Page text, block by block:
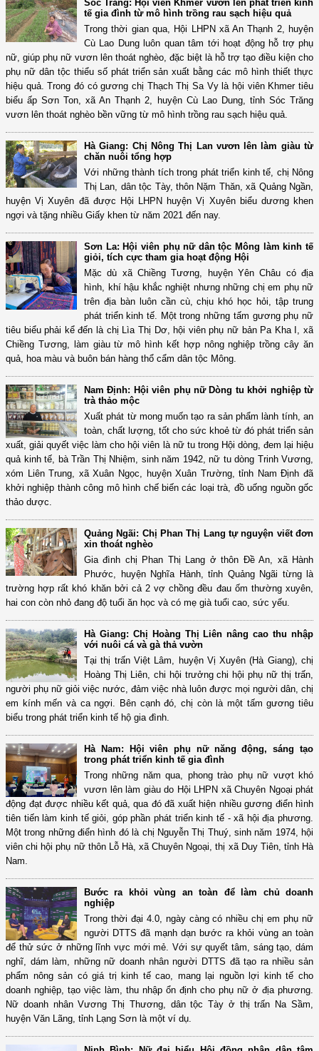
Sóc Trăng: Hội viên Khmer vươn lên phát triển kinh
tế gia đình từ mô hình trồng rau sạch hiệu quả
Trong thời gian qua, Hội LHPN xã An Thạnh 2, huyện
Cù Lao Dung luôn quan tâm tới hoạt động hỗ trợ phụ
nữ, giúp phụ nữ vươn lên thoát nghèo, đặc biệt là hỗ trợ tạo điều kiện cho
phụ nữ dân tộc thiểu số phát triển sản xuất bằng các mô hình thiết thực
hiệu quả. Trong đó có gương chị Thạch Thị Sa Vy là hội viên Khmer tiêu
biểu ấp Sơn Ton, xã An Thạnh 2, huyện Cù Lao Dung, tỉnh Sóc Trăng
vươn lên thoát nghèo bền vững từ mô hình trồng rau sạch hiệu quả.
Hà Giang: Chị Nông Thị Lan vươn lên làm giàu từ
chăn nuôi tổng hợp
Với những thành tích trong phát triển kinh tế, chị Nông
Thị Lan, dân tộc Tày, thôn Nặm Thăn, xã Quảng Ngần,
huyện Vị Xuyên đã được Hội LHPN huyện Vị Xuyên biểu dương khen
ngợi và tặng nhiều Giấy khen từ năm 2021 đến nay.
Sơn La: Hội viên phụ nữ dân tộc Mông làm kinh tế
giỏi, tích cực tham gia hoạt động Hội
Mặc dù xã Chiềng Tương, huyện Yên Châu có địa
hình, khí hậu khắc nghiệt nhưng những chị em phụ nữ
trên địa bàn luôn cần cù, chịu khó học hỏi, tập trung
phát triển kinh tế. Một trong những tấm gương phụ nữ
tiêu biểu phải kể đến là chị Lìa Thị Dơ, hội viên phụ nữ bản Pa Kha I, xã
Chiềng Tương, làm giàu từ mô hình kết hợp nông nghiệp trồng cây ăn
quả, hoa màu và buôn bán hàng thổ cẩm dân tộc Mông.
Nam Định: Hội viên phụ nữ Dòng tu khởi nghiệp từ
trà thảo mộc
Xuất phát từ mong muốn tạo ra sản phẩm lành tính, an
toàn, chất lượng, tốt cho sức khoẻ từ đó phát triển sản
xuất, giải quyết việc làm cho hội viên là nữ tu trong Hội dòng, đem lại hiệu
quả kinh tế, bà Trần Thị Nhiệm, sinh năm 1942, nữ tu dòng Trinh Vương,
xóm Liên Trung, xã Xuân Ngọc, huyện Xuân Trường, tỉnh Nam Định đã
khởi nghiệp thành công mô hình chế biến các loại trà, đồ uống nguồn gốc
thảo dược.
Quảng Ngãi: Chị Phan Thị Lang tự nguyện viết đơn
xin thoát nghèo
Gia đình chị Phan Thị Lang ở thôn Đề An, xã Hành
Phước, huyện Nghĩa Hành, tỉnh Quảng Ngãi từng là
trường hợp rất khó khăn bởi cả 2 vợ chồng đều đau ốm thường xuyên,
hai con còn nhỏ đang độ tuổi ăn học và có mẹ già tuổi cao, sức yếu.
Hà Giang: Chị Hoàng Thị Liên nâng cao thu nhập
với nuôi cá và gà thả vườn
Tại thị trấn Việt Lâm, huyện Vị Xuyên (Hà Giang), chị
Hoàng Thị Liên, chi hội trưởng chi hội phụ nữ thị trấn,
người phụ nữ giỏi việc nước, đảm việc nhà luôn được mọi người dân, chị
em kính mến và ca ngợi. Bên cạnh đó, chị còn là một tấm gương tiêu
biểu trong phát triển kinh tế hộ gia đình.
Hà Nam: Hội viên phụ nữ năng động, sáng tạo
trong phát triển kinh tế gia đình
Trong những năm qua, phong trào phụ nữ vượt khó
vươn lên làm giàu do Hội LHPN xã Chuyên Ngoại phát
động đạt được nhiều kết quả, qua đó đã xuất hiện nhiều gương điển hình
tiên tiến làm kinh tế giỏi, góp phần phát triển kinh tế - xã hội địa phương.
Một trong những điển hình đó là chị Nguyễn Thị Thuý, sinh năm 1974, hội
viên chi hội phụ nữ thôn Lỗ Hà, xã Chuyên Ngoại, thị xã Duy Tiên, tỉnh Hà
Nam.
Bước ra khỏi vùng an toàn để làm chủ doanh
nghiệp
Trong thời đại 4.0, ngày càng có nhiều chị em phụ nữ
người DTTS đã mạnh dạn bước ra khỏi vùng an toàn
để thử sức ở những lĩnh vực mới mẻ. Với sự quyết tâm, sáng tạo, dám
nghĩ, dám làm, những nữ doanh nhân người DTTS đã tạo ra nhiều sản
phẩm nông sản có giá trị kinh tế cao, mang lại nguồn lợi kinh tế cho
doanh nghiệp, tạo việc làm, thu nhập ổn định cho phụ nữ ở địa phương.
Nữ doanh nhân Vương Thị Thương, dân tộc Tày ở thị trấn Na Sầm,
huyện Văn Lãng, tỉnh Lạng Sơn là một ví dụ.